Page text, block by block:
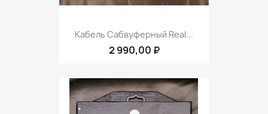
Кабель Сабвуферный Real...
2 990,00 ₽